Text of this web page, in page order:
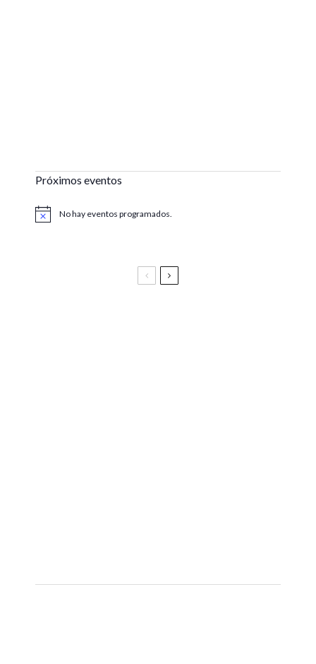
Próximos eventos
Aviso No hay eventos programados.